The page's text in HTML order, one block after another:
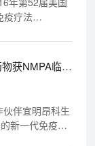
疫疗法
）治疗晚
获NMPA临床
伴宜明昂科生
新一代免疫检